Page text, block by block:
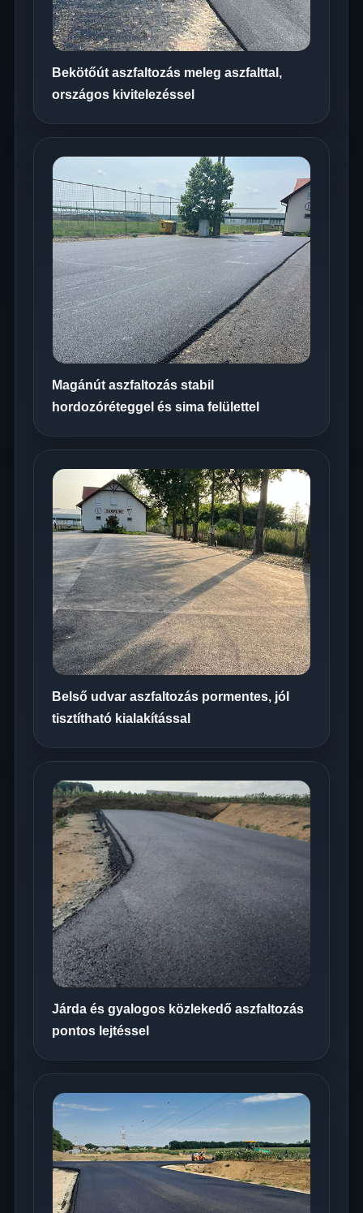
Bekötőút aszfaltozás meleg aszfalttal,
országos kivitelezéssel
Magánút aszfaltozás stabil
hordozóréteggel és sima felülettel
Belső udvar aszfaltozás pormentes, jól
tisztítható kialakítással
Járda és gyalogos közlekedő aszfaltozás
pontos lejtéssel